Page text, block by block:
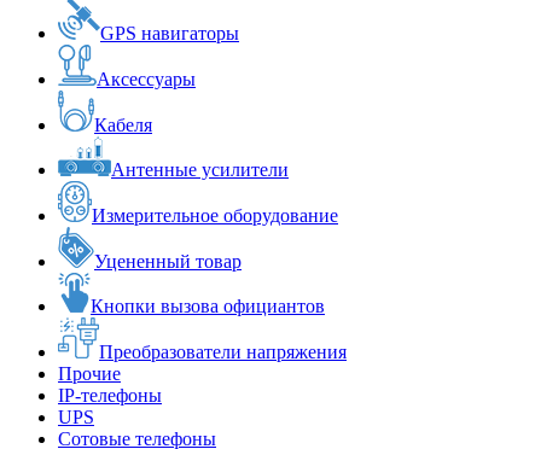
GPS навигаторы
Аксессуары
Кабеля
Антенные усилители
Измерительное оборудование
Уцененный товар
Кнопки вызова официантов
Преобразователи напряжения
Прочие
IP-телефоны
UPS
Сотовые телефоны